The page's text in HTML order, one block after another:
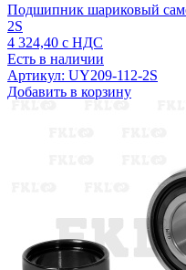
Подшипник шариковый
2S
4 324,40 с НДС
Есть в наличии
Артикул: UY209-112-2S
Добавить в корзину